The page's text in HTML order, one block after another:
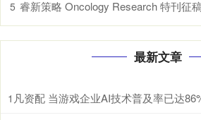
5 睿新策略 Oncology Research 特刊征稿丨肿瘤代谢异质性：
最新文章
1 凡资配 当游戏企业AI技术普及率已达